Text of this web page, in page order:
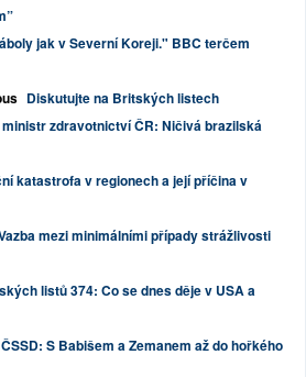
jak v Severní Koreji." BBC terčem
Diskutujte na Britských listech
ministr zdravotnictví ČR: Ničivá brazilská
katastrofa v regionech a její příčina v
mezi minimálními případy strážlivosti
listů 374: Co se dnes děje v USA a
ČSSD: S Babišem a Zemanem až do hořkého